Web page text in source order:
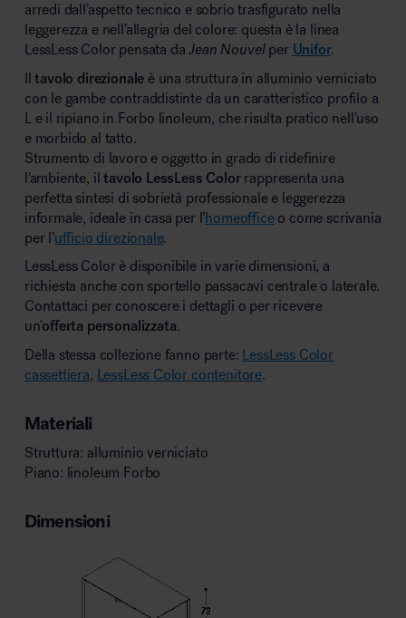
arredi dall’aspetto tecnico e sobrio trasfigurato nella
leggerezza e nell’allegria del colore: questa è la linea
LessLess Color pensata daJean Nouvelper Unifor.
Iltavolo direzionale è una struttura in alluminio verniciato
con le gambe contraddistinte da un caratteristico profilo a
L e il ripiano in Forbo linoleum, che risulta pratico nell’uso
e morbido al tatto.
Strumento di lavoro e oggetto in grado di ridefinire
l’ambiente, iltavolo LessLess Colorrappresenta una
perfetta sintesi di sobrietà professionale e leggerezza
informale, ideale in casa per l’homeofficeo come scrivania
per l’ufficio direzionale.
LessLess Color è disponibile in varie dimensioni, a
richiesta anche con sportello passacavi centrale o laterale.
Contattaci per conoscere i dettagli o per ricevere
un’offerta personalizzata.
Della stessa collezione fanno parte: LessLess Color
cassettiera, LessLess Color contenitore.
Materiali
Struttura: alluminio verniciato
Piano: linoleum Forbo
Dimensioni